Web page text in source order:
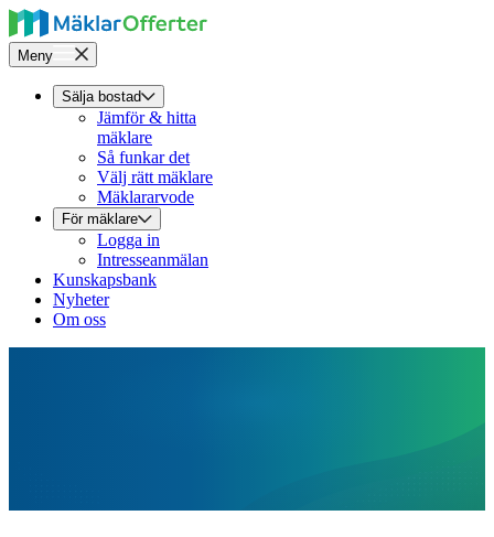
Meny
Sälja bostad
Jämför & hitta
mäklare
Så funkar det
Välj rätt mäklare
Mäklararvode
För mäklare
Logga in
Intresseanmälan
Kunskapsbank
Nyheter
Om oss